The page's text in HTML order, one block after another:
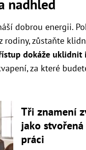
nadhled
dobrou energii.
rodiny, zůstaňte
dokáže uklidnit
za které
Tři znamení
jako
práci